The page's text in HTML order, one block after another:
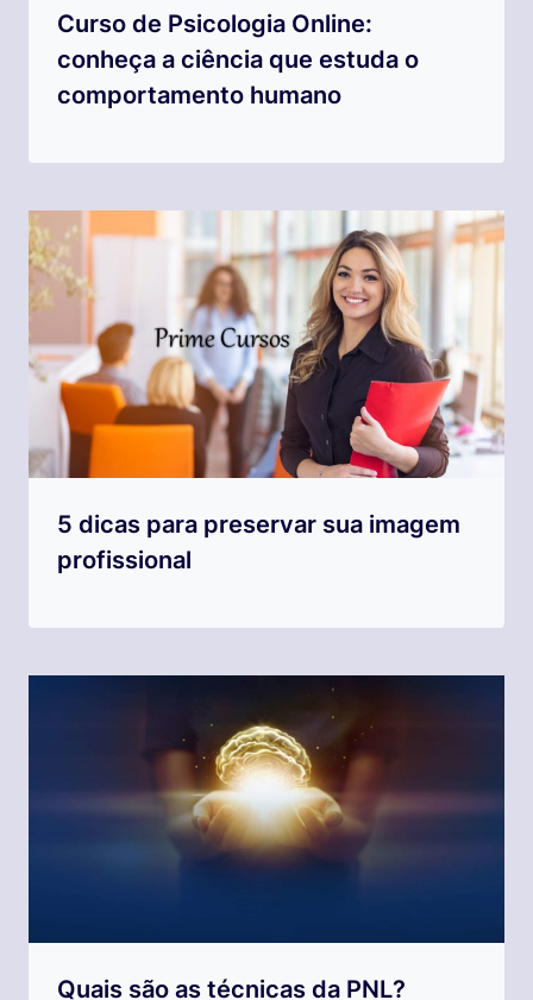
Curso de Psicologia Online:
conheça a ciência que estuda o
comportamento humano
5 dicas para preservar sua imagem
profissional
Quais são as técnicas da PNL?